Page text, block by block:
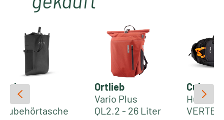
Cube
Acid
Zubehörtasche
Ortlieb
Vario Plus
QL2.2 - 26 Liter
Cube
VERTEX